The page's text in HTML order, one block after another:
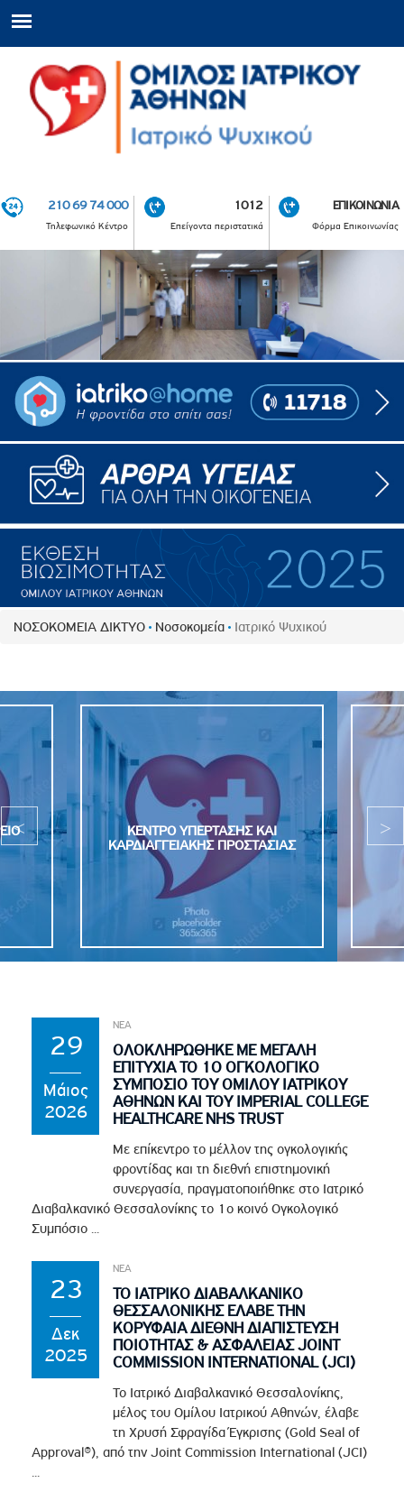
210 69 74 000
Τηλεφωνικό Κέντρο
1012
Επείγοντα περιστατικά
ΕΠΙΚΟΙΝΩΝΙΑ
Φόρμα Επικοινωνίας
ΝΟΣΟΚΟΜΕΙΑ ΔΙΚΤΥΟ Νοσοκομεία Ιατρικό Ψυχικού
ΚΕΝΤΡΟ ΥΠΕΡΤΑΣΗΣ ΚΑΙ
ΚΑΡΔΙΑΓΓΕΙΑΚΗΣ ΠΡΟΣΤΑΣΙΑΣ
29
Μάιος
2026
ΝΕΑ
ΟΛΟΚΛΗΡΩΘΗΚΕ ΜΕ ΜΕΓΑΛΗ
ΕΠΙΤΥΧΙΑ ΤΟ 1Ο ΟΓΚΟΛΟΓΙΚΟ
ΣΥΜΠΟΣΙΟ ΤΟΥ ΟΜΙΛΟΥ ΙΑΤΡΙΚΟΥ
ΑΘΗΝΩΝ ΚΑΙ ΤΟΥ IMPERIAL COLLEGE
HEALTHCARE NHS TRUST
Με επίκεντρο το μέλλον της ογκολογικής
φροντίδας και τη διεθνή επιστημονική
συνεργασία, πραγματοποιήθηκε στο Ιατρικό
Διαβαλκανικό Θεσσαλονίκης το 1ο κοινό Ογκολογικό
Συμπόσιο ...
23
Δεκ
2025
ΝΕΑ
ΤΟ ΙΑΤΡΙΚΟ ΔΙΑΒΑΛΚΑΝΙΚΟ
ΘΕΣΣΑΛΟΝΙΚΗΣ ΕΛΑΒΕ ΤΗΝ
ΚΟΡΥΦΑΙΑ ΔΙΕΘΝΗ ΔΙΑΠΙΣΤΕΥΣΗ
ΠΟΙΟΤΗΤΑΣ & ΑΣΦΑΛΕΙΑΣ JOINT
COMMISSION INTERNATIONAL (JCI)
Το Ιατρικό Διαβαλκανικό Θεσσαλονίκης,
μέλος του Ομίλου Ιατρικού Αθηνών, έλαβε
τη Χρυσή Σφραγίδα Έγκρισης (Gold Seal of
Approval®), από την Joint Commission International (JCI)
...